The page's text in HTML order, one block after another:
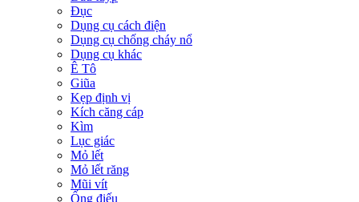
Đục
Dụng cụ cách điện
Dụng cụ chống cháy nổ
Dụng cụ khác
Ê Tô
Giũa
Kẹp định vị
Kích căng cáp
Kìm
Lục giác
Mỏ lết
Mỏ lết răng
Mũi vít
Ống điếu